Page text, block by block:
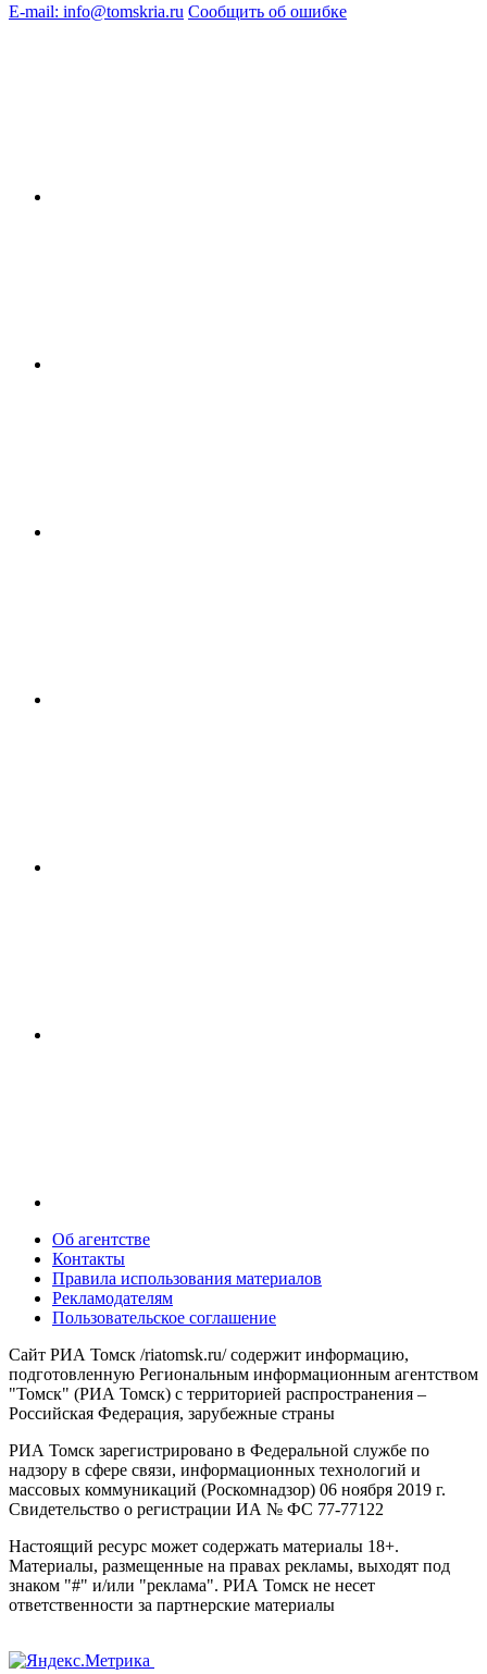
E-mail: info@tomskria.ru Сообщить об ошибке
Об агентстве
Контакты
Правила использования материалов
Рекламодателям
Пользовательское соглашение
Сайт РИА Томск /riatomsk.ru/ содержит информацию,
подготовленную Региональным информационным агентством
"Томск" (РИА Томск) с территорией распространения –
Российская Федерация, зарубежные страны
РИА Томск зарегистрировано в Федеральной службе по
надзору в сфере связи, информационных технологий и
массовых коммуникаций (Роскомнадзор) 06 ноября 2019 г.
Свидетельство о регистрации ИА № ФС 77-77122
Настоящий ресурс может содержать материалы 18+.
Материалы, размещенные на правах рекламы, выходят под
знаком "#" и/или "реклама". РИА Томск не несет
ответственности за партнерские материалы